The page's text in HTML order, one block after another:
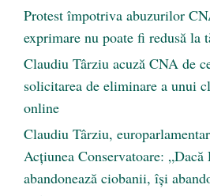
Protest împotriva abuzurilor
exprimare nu poate fi redusă la
Claudiu Târziu acuză CNA de
solicitarea de eliminare a unui
online
Claudiu Târziu,
Acțiunea Conservatoare: „Dacă
abandonează ciobanii, își